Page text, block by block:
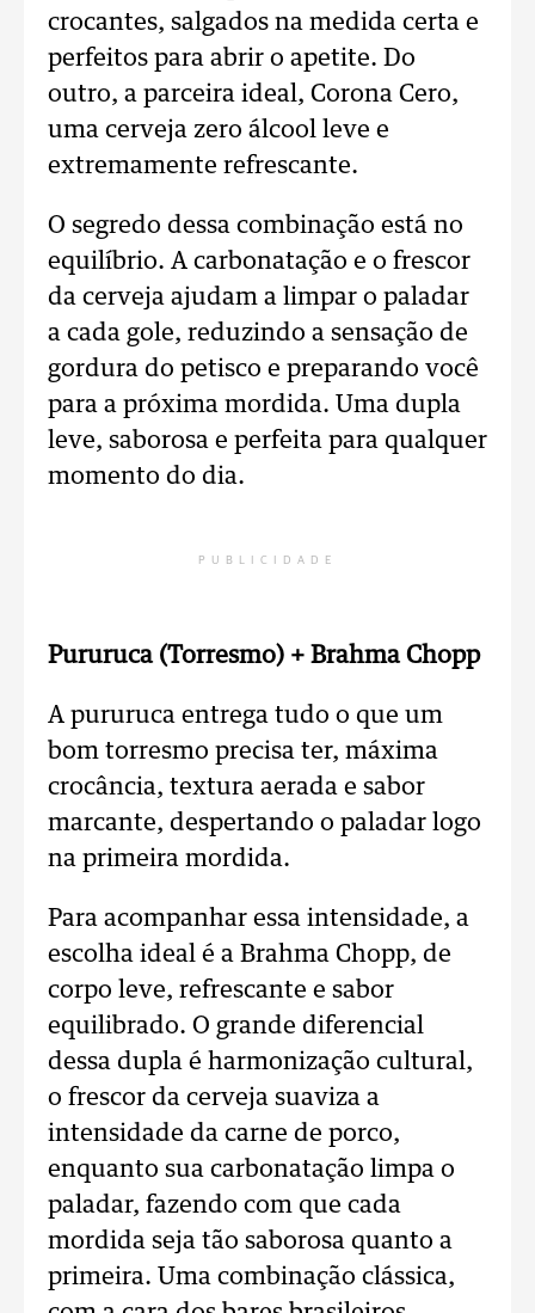
crocantes, salgados na medida certa e
perfeitos para abrir o apetite. Do
outro, a parceira ideal, Corona Cero,
uma cerveja zero álcool leve e
extremamente refrescante.
O segredo dessa combinação está no
equilíbrio. A carbonatação e o frescor
da cerveja ajudam a limpar o paladar
a cada gole, reduzindo a sensação de
gordura do petisco e preparando você
para a próxima mordida. Uma dupla
leve, saborosa e perfeita para qualquer
momento do dia.
PUBLICIDADE
Pururuca (Torresmo) + Brahma Chopp
A pururuca entrega tudo o que um
bom torresmo precisa ter, máxima
crocância, textura aerada e sabor
marcante, despertando o paladar logo
na primeira mordida.
Para acompanhar essa intensidade, a
escolha ideal é a Brahma Chopp, de
corpo leve, refrescante e sabor
equilibrado. O grande diferencial
dessa dupla é harmonização cultural,
o frescor da cerveja suaviza a
intensidade da carne de porco,
enquanto sua carbonatação limpa o
paladar, fazendo com que cada
mordida seja tão saborosa quanto a
primeira. Uma combinação clássica,